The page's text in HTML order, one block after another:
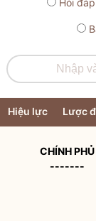
Hỏi
Hiệu lực Lược
CHÍNH PHỦ
-------